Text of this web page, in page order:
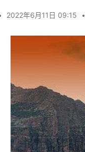
2022年6月11日 09:15 •